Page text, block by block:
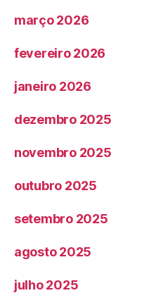
março 2026
fevereiro 2026
janeiro 2026
dezembro 2025
novembro 2025
outubro 2025
setembro 2025
agosto 2025
julho 2025